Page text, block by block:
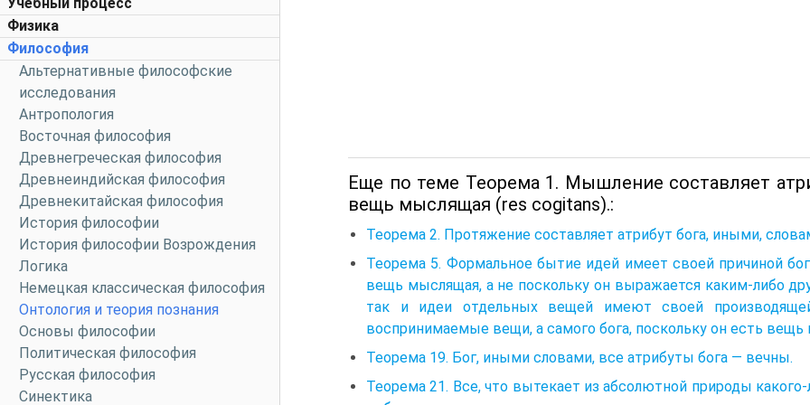
Физика
Философия
Альтернативные философские
исследования
Антропология
Восточная философия
Древнегреческая философия
Древнеиндийская философия
Древнекитайская философия
История философии
История философии Возрождения
Логика
Немецкая классическая философия
Онтология и теория познания
Основы философии
Политическая философия
Русская философия
Синектика
Еще по теме Теорема 1. Мышление составляет
вещь мыслящая (res cogitans).:
Теорема 2. Протяжение составляет атрибут бога, иными,
Теорема 5. Формальное бытие идей имеет своей причиной
вещь мыслящая, а не поскольку он выражается каким-либо
так и идеи отдельных вещей имеют своей
воспринимаемые вещи, а самого бога, поскольку он есть
Теорема 19. Бог, иными словами, все атрибуты бога — вечны.
Теорема 21. Все, что вытекает из абсолютной природы